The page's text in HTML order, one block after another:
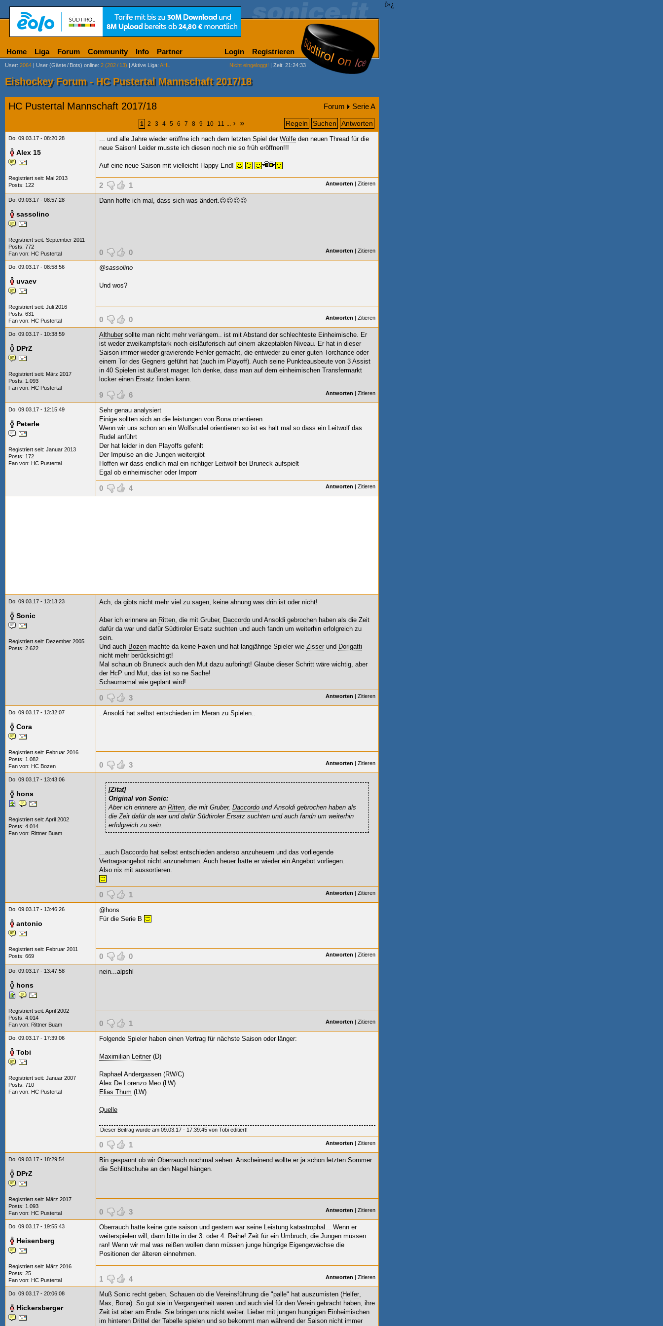
ï»¿
Home Liga Forum Community Info Partner Login Registrieren
User: 2064 | User (Gäste/ Bots) online: 2 (202/ 13) | Aktive Liga: AHL Nicht eingeloggt! | Zeit: 21:24:33
Eishockey Forum - HC Pustertal Mannschaft 2017/18
HC Pustertal Mannschaft 2017/18 Forum Serie A
1 2 3 4 5 6 7 8 9 10 11 ... › » Regeln Suchen Antworten
Do. 09.03.17 - 08:20:28
Alex 15
Registriert seit: Mai 2013
Posts: 122
... und alle Jahre wieder eröffne ich nach dem letzten Spiel der Wölfe den neuen Thread für die
neue Saison! Leider musste ich diesen noch nie so früh eröffnen!!!
Auf eine neue Saison mit vielleicht Happy End!
2 1 Antworten | Zitieren
Do. 09.03.17 - 08:57:28
sassolino
Registriert seit: September 2011
Posts: 772
Fan von: HC Pustertal
Dann hoffe ich mal, dass sich was ändert.😉😉😉😉
0 0 Antworten | Zitieren
Do. 09.03.17 - 08:58:56
uvaev
Registriert seit: Juli 2016
Posts: 631
Fan von: HC Pustertal
@sassolino
Und wos?
0 0 Antworten | Zitieren
Do. 09.03.17 - 10:38:59
DPrZ
Registriert seit: März 2017
Posts: 1.093
Fan von: HC Pustertal
Althuber sollte man nicht mehr verlängern.. ist mit Abstand der schlechteste Einheimische. Er
ist weder zweikampfstark noch eisläuferisch auf einem akzeptablen Niveau. Er hat in dieser
Saison immer wieder gravierende Fehler gemacht, die entweder zu einer guten Torchance oder
einem Tor des Gegners geführt hat (auch im Playoff). Auch seine Punkteausbeute von 3 Assist
in 40 Spielen ist äußerst mager. Ich denke, dass man auf dem einheimischen Transfermarkt
locker einen Ersatz finden kann.
9 6 Antworten | Zitieren
Do. 09.03.17 - 12:15:49
Peterle
Registriert seit: Januar 2013
Posts: 172
Fan von: HC Pustertal
Sehr genau analysiert
Einige sollten sich an die leistungen von Bonaorientieren
Wenn wir uns schon an ein Wolfsrudel orientieren so ist es halt mal so dass ein Leitwolf das
Rudel anführt
Der hat leider in den Playoffs gefehlt
Der Impulse an die Jungen weitergibt
Hoffen wir dass endlich mal ein richtiger Leitwolf bei Bruneck aufspielt
Egal ob einheimischer oder Imporr
0 4 Antworten | Zitieren
Do. 09.03.17 - 13:13:23
Sonic
Registriert seit: Dezember 2005
Posts: 2.622
Ach, da gibts nicht mehr viel zu sagen, keine ahnung was drin ist oder nicht!
Aber ich erinnere an Ritten, die mit Gruber, Daccordo und Ansoldi gebrochen haben als die Zeit
dafür da war und dafür Südtiroler Ersatz suchten und auch fandn um weiterhin erfolgreich zu
sein.
Und auch Bozen machte da keine Faxen und hat langjährige Spieler wie Zisser und Dorigatti
nicht mehr berücksichtigt!
Mal schaun ob Bruneck auch den Mut dazu aufbringt! Glaube dieser Schritt wäre wichtig, aber
der HcP und Mut, das ist so ne Sache!
Schaumamal wie geplant wird!
0 3 Antworten | Zitieren
Do. 09.03.17 - 13:32:07
Cora
Registriert seit: Februar 2016
Posts: 1.082
Fan von: HC Bozen
..Ansoldi hat selbst entschieden im Meran zu Spielen..
0 3 Antworten | Zitieren
Do. 09.03.17 - 13:43:06
hons
Registriert seit: April 2002
Posts: 4.014
Fan von: Rittner Buam
[Zitat]
Original von Sonic:
Aber ich erinnere an Ritten, die mit Gruber, Daccordo und Ansoldi gebrochen haben als
die Zeit dafür da war und dafür Südtiroler Ersatz suchten und auch fandn um weiterhin
erfolgreich zu sein.
...auch Daccordo hat selbst entschieden anderso anzuheuern und das vorliegende
Vertragsangebot nicht anzunehmen. Auch heuer hatte er wieder ein Angebot vorliegen.
Also nix mit aussortieren.
0 1 Antworten | Zitieren
Do. 09.03.17 - 13:46:26
antonio
Registriert seit: Februar 2011
Posts: 669
@hons
Für die Serie B
0 0 Antworten | Zitieren
Do. 09.03.17 - 13:47:58
hons
Registriert seit: April 2002
Posts: 4.014
Fan von: Rittner Buam
nein...alpshl
0 1 Antworten | Zitieren
Do. 09.03.17 - 17:39:06
Tobi
Registriert seit: Januar 2007
Posts: 710
Fan von: HC Pustertal
Folgende Spieler haben einen Vertrag für nächste Saison oder länger:
Maximilian Leitner(D)
Raphael Andergassen (RW/C)
Alex De Lorenzo Meo (LW)
Elias Thum (LW)
Quelle
Dieser Beitrag wurde am 09.03.17 - 17:39:45 von Tobi editiert!
0 1 Antworten | Zitieren
Do. 09.03.17 - 18:29:54
DPrZ
Registriert seit: März 2017
Posts: 1.093
Fan von: HC Pustertal
Bin gespannt ob wir Oberrauch nochmal sehen. Anscheinend wollte er ja schon letzten Sommer
die Schlittschuhe an den Nagel hängen.
0 3 Antworten | Zitieren
Do. 09.03.17 - 19:55:43
Heisenberg
Registriert seit: März 2016
Posts: 25
Fan von: HC Pustertal
Oberrauch hatte keine gute saison und gestern war seine Leistung katastrophal... Wenn er
weiterspielen will, dann bitte in der 3. oder 4. Reihe! Zeit für ein Umbruch, die Jungen müssen
ran! Wenn wir mal was reißen wollen dann müssen junge hüngrige Eigengewächse die
Positionen der älteren einnehmen.
1 4 Antworten | Zitieren
Do. 09.03.17 - 20:06:08
Hickersberger
Muß Sonic recht geben. Schauen ob die Vereinsführung die "palle" hat auszumisten (Helfer,
Max, Bona). So gut sie in Vergangenheit waren und auch viel fúr den Verein gebracht haben, ihre
Zeit ist aber am Ende. Sie bringen uns nicht weiter. Lieber mit jungen hungrigen Einheimischen
im hinteren Drittel der Tabelle spielen und so bekommt man während der Saison nicht immer